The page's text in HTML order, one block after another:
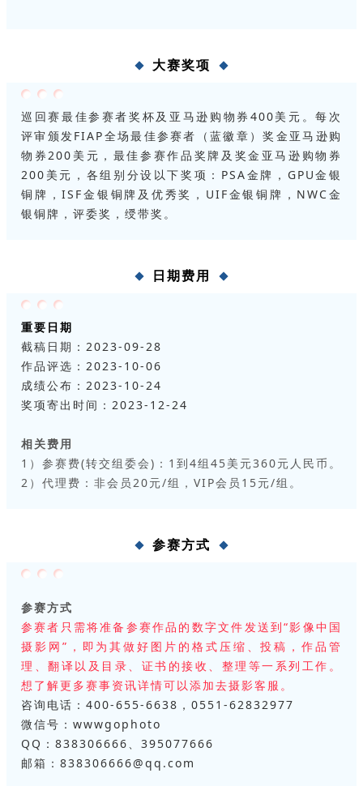
大赛奖项
巡回赛最佳参赛者奖杯及亚马逊购物券400美元。每次
评审颁发FIAP全场最佳参赛者（蓝徽章）奖金亚马逊购
物券200美元，最佳参赛作品奖牌及奖金亚马逊购物券
200美元，各组别分设以下奖项：PSA金牌，GPU金银
铜牌，ISF金银铜牌及优秀奖，UIF金银铜牌，NWC金
银铜牌，评委奖，绶带奖。
日期费用
重要日期
截稿日期：2023-09-28
作品评选：2023-10-06
成绩公布：2023-10-24
奖项寄出时间：2023-12-24
相关费用
1）参赛费(转交组委会)：1到4组45美元360元人民币。
2）代理费：非会员20元/组，VIP会员15元/组。
参赛方式
参赛方式
参赛者只需将准备参赛作品的数字文件发送到“影像中国
摄影网”，即为其做好图片的格式压缩、投稿，作品管
理、翻译以及目录、证书的接收、整理等一系列工作。
想了解更多赛事资讯详情可以添加去摄影客服。
咨询电话：400-655-6638，0551-62832977
微信号：wwwgophoto
QQ：838306666、395077666
邮箱：838306666@qq.com